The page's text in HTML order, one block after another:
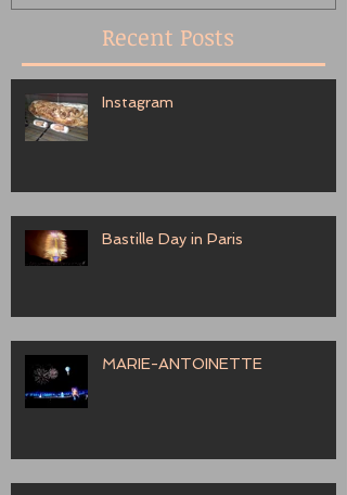
Recent Posts
Instagram
Bastille Day in Paris
MARIE-ANTOINETTE